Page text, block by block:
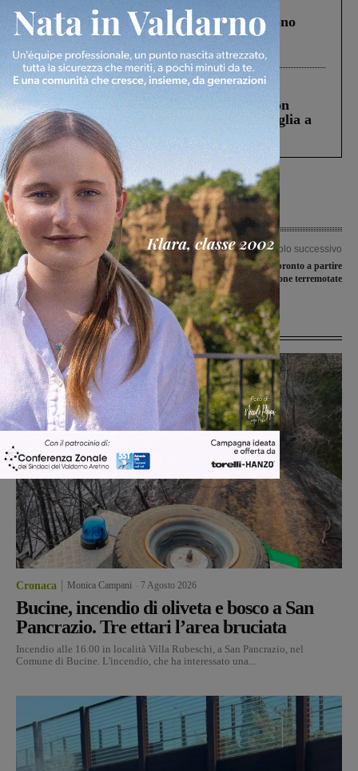
Un anno fa la strage in A1 in cui morirono
Gianni, Giulia e Franco. Lo schianto, il
processo, lo stop ai sorpassi fra tir....
Cronaca 3 Agosto 2026
Scomparso da una struttura di Castiglion
Fiorentino l’uomo che aveva ucciso la figlia a
Levane nel 2020
Articolo precedente
Il Ministro Del Rio e il sottosegretario
Lotti alla Festa dell’Unità
Articolo successivo
Anche il Valdarno pronto a partire
per le zone terremotate
Ultime Notizie
Cronaca Monica Campani 7 Agosto 2026
Bucine, incendio di oliveta e bosco a San
Pancrazio. Tre ettari l’area bruciata
Incendio alle 16.00 in località Villa Rubeschi, a San Pancrazio, nel
Comune di Bucine. L'incendio, che ha interessato una...